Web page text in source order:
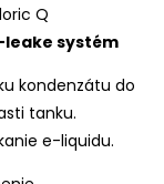
leake systém
kondenzátu do
tanku.
e-liquidu.